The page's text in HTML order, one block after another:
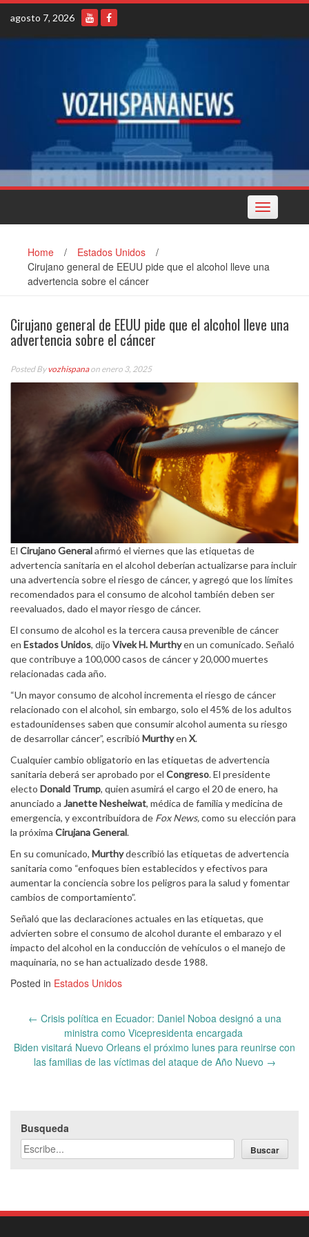
Skip
content
agosto 7, 2026
Toggle
navigation
Home / Estados Unidos
/
Cirujano general de EEUU pide que el alcohol lleve una
advertencia sobre el cáncer
Cirujano general de EEUU pide que el alcohol lleve una
advertencia sobre el cáncer
Posted Byvozhispanaon enero 3, 2025
El Cirujano Generalafirmó el viernes que las etiquetas de
advertencia sanitaria en el alcohol deberían actualizarse para incluir
una advertencia sobre el riesgo de cáncer, y agregó que los límites
recomendados para el consumo de alcohol también deben ser
reevaluados, dado el mayor riesgo de cáncer.
El consumo de alcohol es la tercera causa prevenible de cáncer
en Estados Unidos, dijo Vivek H. Murthyen un comunicado. Señaló
que contribuye a 100,000 casos de cáncer y 20,000 muertes
relacionadas cada año.
“Un mayor consumo de alcohol incrementa el riesgo de cáncer
relacionado con el alcohol, sin embargo, solo el 45% de los adultos
estadounidenses saben que consumir alcohol aumenta su riesgo
de desarrollar cáncer”, escribió Murthyen X.
Cualquier cambio obligatorio en las etiquetas de advertencia
sanitaria deberá ser aprobado por el Congreso. El presidente
electo Donald Trump, quien asumirá el cargo el 20 de enero, ha
anunciado a Janette Nesheiwat, médica de familia y medicina de
emergencia, y excontribuidora de Fox News,como su elección para
la próxima Cirujana General.
En su comunicado, Murthydescribió las etiquetas de advertencia
sanitaria como “enfoques bien establecidos y efectivos para
aumentar la conciencia sobre los peligros para la salud y fomentar
cambios de comportamiento”.
Señaló que las declaraciones actuales en las etiquetas, que
advierten sobre el consumo de alcohol durante el embarazo y el
impacto del alcohol en la conducción de vehículos o el manejo de
maquinaria, no se han actualizado desde 1988.
Posted in Estados Unidos
Post← Crisis política en Ecuador: Daniel Noboa designó a una
ministra como Vicepresidenta encargada
Biden visitará Nuevo Orleans el próximo lunes para reunirse con
las familias de las víctimas del ataque de Año Nuevo →
Busqueda
Buscar